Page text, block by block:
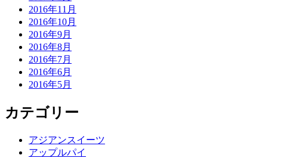
2016年11月
2016年10月
2016年9月
2016年8月
2016年7月
2016年6月
2016年5月
カテゴリー
アジアンスイーツ
アップルパイ